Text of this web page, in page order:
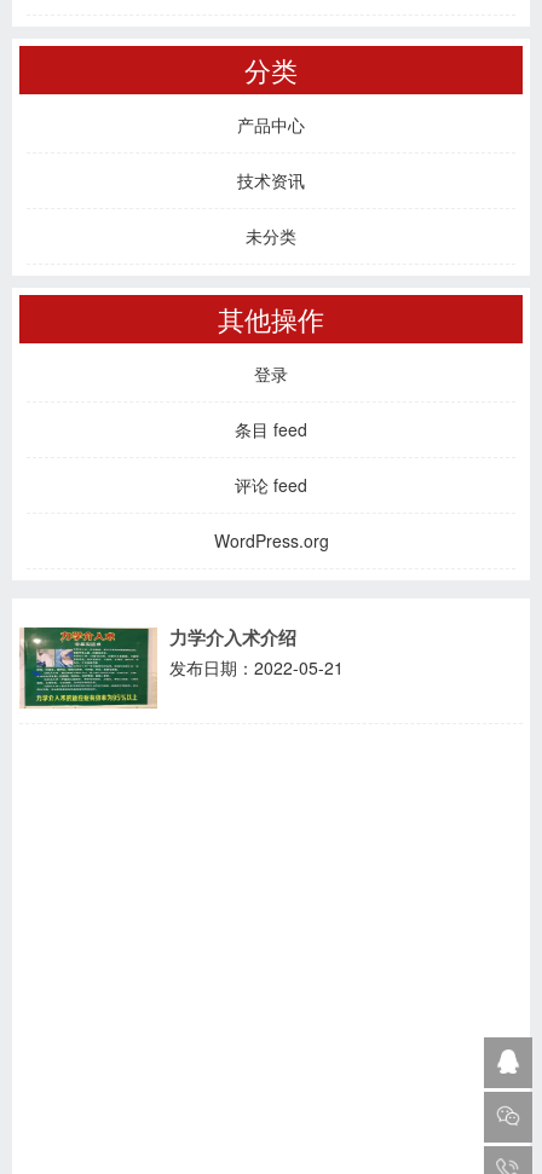
分类
产品中心
技术资讯
未分类
其他操作
登录
条目 feed
评论 feed
WordPress.org
力学介入术介绍
发布日期：2022-05-21